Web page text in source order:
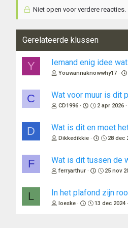
Niet open voor verdere reacties.
Gerelateerde klussen
Y Iemand enig idee
Youwannaknowwhy17
C Wat voor muur is dit
CD1996 2 apr 2026
D Wat is dit en moet
Dikkedikkie 28 dec
F Wat is dit tussen de
ferryarthur 25 nov
L In het plafond zijn
loeske 13 dec 2024